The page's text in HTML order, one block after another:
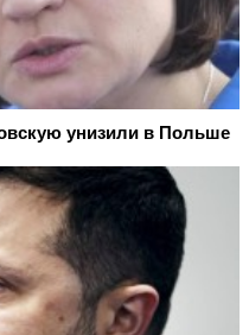
унизили в Польше